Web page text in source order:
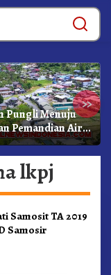
»
Pungli Menuju
Pemandian Air
Gunung
Foto Dan
lkpj
Samosit TA 2019
Samosir